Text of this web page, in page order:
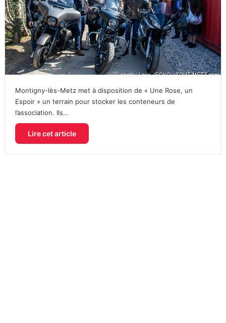
Montigny-lès-Metz met à disposition de « Une Rose, un
Espoir » un terrain pour stocker les conteneurs de
l’association. Ils…
Lire cet article